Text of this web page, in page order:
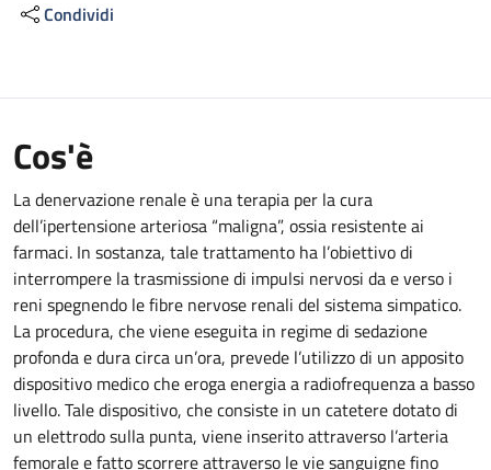
Condividi
Cos'è
La denervazione renale è una terapia per la cura
dell’ipertensione arteriosa “maligna”, ossia resistente ai
farmaci. In sostanza, tale trattamento ha l’obiettivo di
interrompere la trasmissione di impulsi nervosi da e verso i
reni spegnendo le fibre nervose renali del sistema simpatico.
La procedura, che viene eseguita in regime di sedazione
profonda e dura circa un’ora, prevede l’utilizzo di un apposito
dispositivo medico che eroga energia a radiofrequenza a basso
livello. Tale dispositivo, che consiste in un catetere dotato di
un elettrodo sulla punta, viene inserito attraverso l’arteria
femorale e fatto scorrere attraverso le vie sanguigne fino